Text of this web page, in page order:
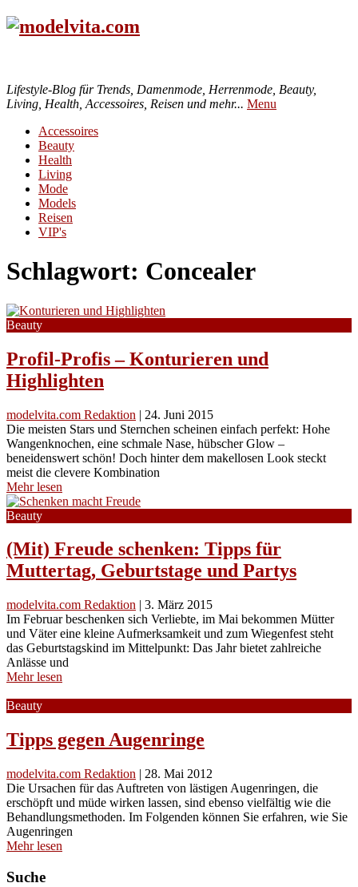
Lifestyle-Blog für Trends, Damenmode, Herrenmode, Beauty,
Living, Health, Accessoires, Reisen und mehr... Menu
Accessoires
Beauty
Health
Living
Mode
Models
Reisen
VIP's
Schlagwort: Concealer
Beauty
Profil-Profis – Konturieren und
Highlighten
modelvita.com Redaktion | 24. Juni 2015
Die meisten Stars und Sternchen scheinen einfach perfekt: Hohe
Wangenknochen, eine schmale Nase, hübscher Glow –
beneidenswert schön! Doch hinter dem makellosen Look steckt
meist die clevere Kombination
Mehr lesen
Beauty
(Mit) Freude schenken: Tipps für
Muttertag, Geburtstage und Partys
modelvita.com Redaktion | 3. März 2015
Im Februar beschenken sich Verliebte, im Mai bekommen Mütter
und Väter eine kleine Aufmerksamkeit und zum Wiegenfest steht
das Geburtstagskind im Mittelpunkt: Das Jahr bietet zahlreiche
Anlässe und
Mehr lesen
Beauty
Tipps gegen Augenringe
modelvita.com Redaktion | 28. Mai 2012
Die Ursachen für das Auftreten von lästigen Augenringen, die
erschöpft und müde wirken lassen, sind ebenso vielfältig wie die
Behandlungsmethoden. Im Folgenden können Sie erfahren, wie Sie
Augenringen
Mehr lesen
Suche